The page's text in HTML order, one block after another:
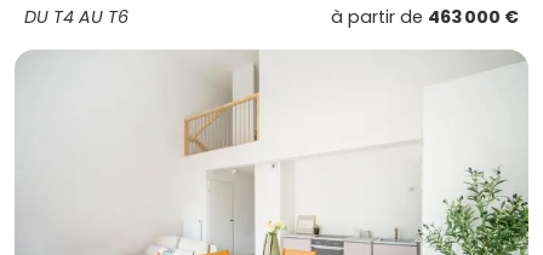
DU T4 AU T6
à partir de 463 000 €